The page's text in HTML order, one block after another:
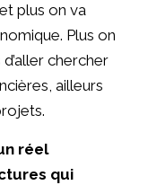
plus on va
Plus on
chercher
ailleurs
réel
qui